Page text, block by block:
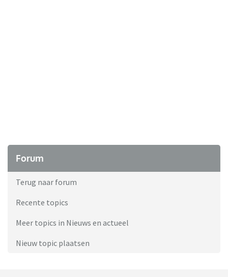
Forum
Terug naar forum
Recente topics
Meer topics in Nieuws en actueel
Nieuw topic plaatsen